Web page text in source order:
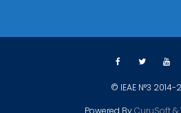
© IEAE N°3
Powered ByCuruSoft &